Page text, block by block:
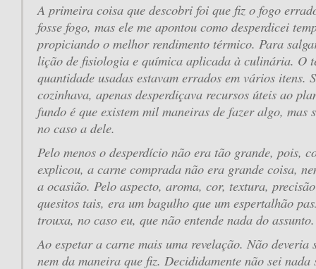
A primeira coisa que descobri foi que fiz o fogo
fosse fogo, mas ele me apontou como desperdicei
propiciando o melhor rendimento térmico. Para
lição de fisiologia e química aplicada à culinária. O
quantidade usadas estavam errados em vários itens.
cozinhava, apenas desperdiçava recursos úteis ao
fundo é que existem mil maneiras de fazer algo, mas
no caso a dele.
Pelo menos o desperdício não era tão grande, pois,
explicou, a carne comprada não era grande coisa,
a ocasião. Pelo aspecto, aroma, cor, textura,
quesitos tais, era um bagulho que um espertalhão
trouxa, no caso eu, que não entende nada do assunto.
Ao espetar a carne mais uma revelação. Não deveria
nem da maneira que fiz. Decididamente não sei nada